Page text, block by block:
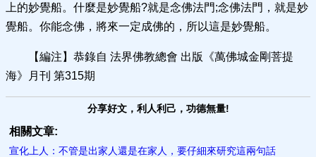
上的妙覺船。什麼是妙覺船?就是念佛法門;念佛法門，就是妙
覺船。你能念佛，將來一定成佛的，所以這是妙覺船。
【編注】恭錄自 法界佛教總會 出版《萬佛城金剛菩提
海》月刊 第315期
分享好文，利人利己，功德無量!
相關文章:
宣化上人：不管是出家人還是在家人，要仔細來研究這兩句話